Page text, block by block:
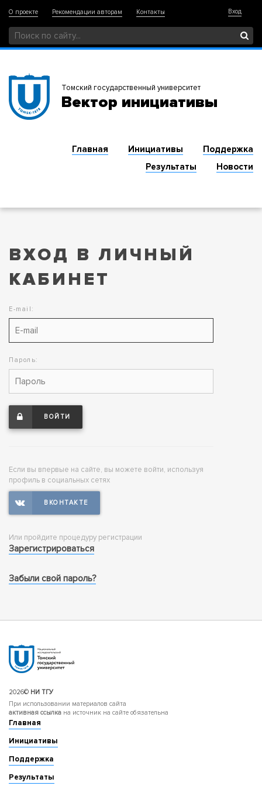
О проекте Рекомендации авторам Контакты Вход
Томский государственный университет
Вектор инициативы
Главная Инициативы
Поддержка
Результаты
Новости
ВХОД В ЛИЧНЫЙ
КАБИНЕТ
E-mail:
Пароль:
ВОЙТИ
Если вы впервые на сайте, вы можете войти, используя
профиль в социальных сетях
Или пройдите процедуру регистрации
Зарегистрироваться
Забыли свой пароль?
2026© НИ ТГУ
При использовании материалов сайта
активная ссылка на источник на сайте обязательна
Главная
Инициативы
Поддержка
Результаты